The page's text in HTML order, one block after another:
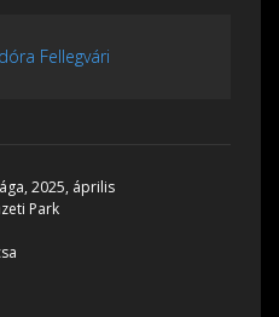
Fellegvári
2025, április
Park